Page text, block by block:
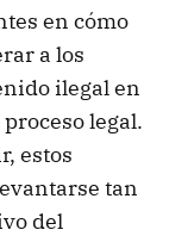
en cómo
a los
ilegal en
legal.
estos
tan
del